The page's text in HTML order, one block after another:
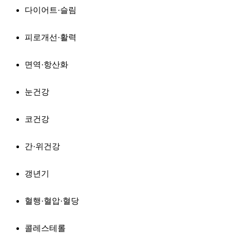
다이어트·슬림
피로개선·활력
면역·항산화
눈건강
코건강
간·위건강
갱년기
혈행·혈압·혈당
콜레스테롤